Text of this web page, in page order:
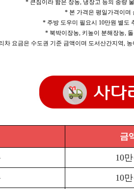
* 큰짐이라 함은 장농, 냉장고 등의 중량
* 본 가격은 평일가격이며
* 주방 도우미 필요시 10만원 별도
* 북박이장농, 키높이 분해장농,
차 요금은 수도권 기준 금액이며 도서산간지역,
금
10
10